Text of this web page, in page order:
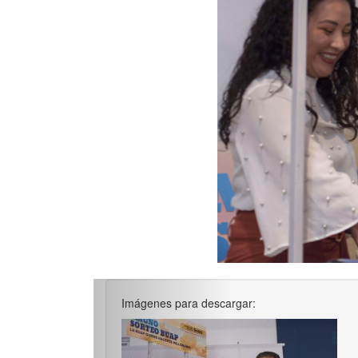
Imágenes para descargar: